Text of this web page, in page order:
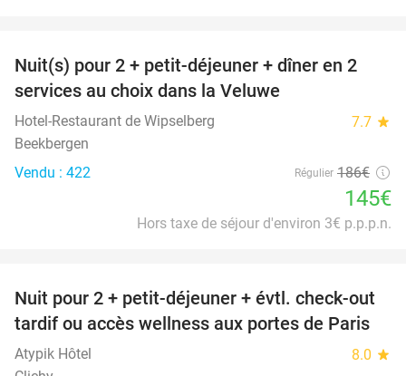
22%
Nuit(s) pour 2 + petit-déjeuner + dîner en 2
services au choix dans la Veluwe
Hotel-Restaurant de Wipselberg 7.7 star
Beekbergen
Vendu : 422
Régulier 186€
145€
Hors taxe de séjour d'environ 3€ p.p.p.n.
38%
Nuit pour 2 + petit-déjeuner + évtl. check-out
tardif ou accès wellness aux portes de Paris
Atypik Hôtel 8.0 star